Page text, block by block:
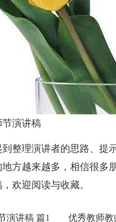
节演讲稿
整理演讲者的思路、提
方越来越多，相信很多
欢迎阅读与收藏。
讲稿 篇1 优秀教师教